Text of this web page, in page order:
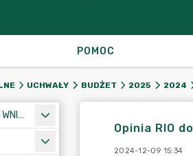
POMOC
UCHWAŁY BUDŻET 2025 2024
DEKLARACJA DOSTĘPNOŚCI - WNIOSEK
Opinia RIO
2024-12-09 15:34